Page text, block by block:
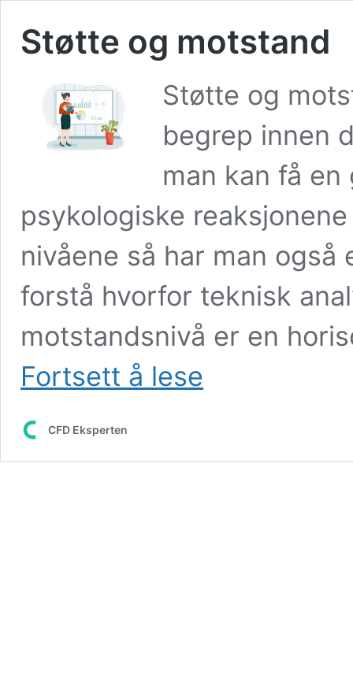
Støtte og motstand
Støtte og
begrep innen
man kan få
psykologiske
nivåene så har man
forstå hvorfor teknisk
motstandsnivå er en
Fortsett å lese
CFD Eksperten